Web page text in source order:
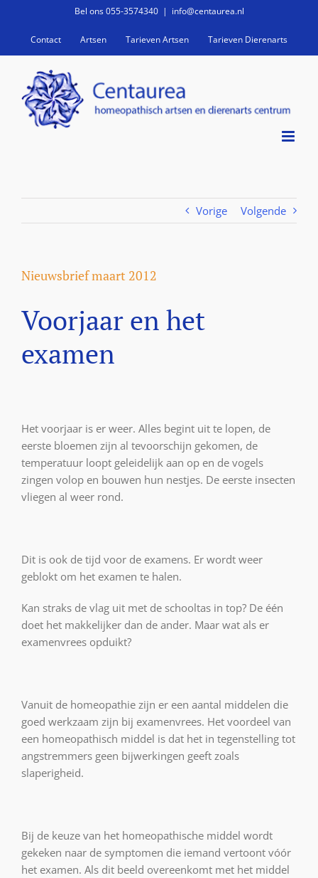
inhoud
Bel ons 055-3574340 | info@centaurea.nl
Contact Artsen Tarieven Artsen Tarieven Dierenarts
Vorige Volgende
Nieuwsbrief maart 2012
Voorjaar en het
examen
Het voorjaar is er weer. Alles begint uit te lopen, de
eerste bloemen zijn al tevoorschijn gekomen, de
temperatuur loopt geleidelijk aan op en de vogels
zingen volop en bouwen hun nestjes. De eerste insecten
vliegen al weer rond.
Dit is ook de tijd voor de examens. Er wordt weer
geblokt om het examen te halen.
Kan straks de vlag uit met de schooltas in top? De één
doet het makkelijker dan de ander. Maar wat als er
examenvrees opduikt?
Vanuit de homeopathie zijn er een aantal middelen die
goed werkzaam zijn bij examenvrees. Het voordeel van
een homeopathisch middel is dat het in tegenstelling tot
angstremmers geen bijwerkingen geeft zoals
slaperigheid.
Bij de keuze van het homeopathische middel wordt
gekeken naar de symptomen die iemand vertoont vóór
het examen. Als dit beeld overeenkomt met het middel